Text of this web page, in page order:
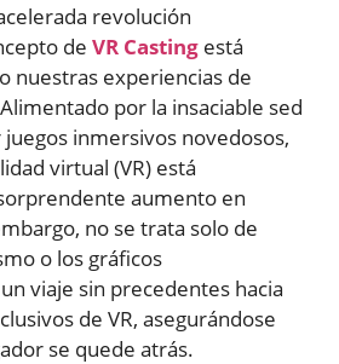
revolución
de VR Casting está
nuestras experiencias de
por la insaciable sed
inmersivos novedosos,
virtual (VR) está
aumento en
no se trata solo de
o los gráficos
viaje sin precedentes hacia
de VR, asegurándose
se quede atrás.